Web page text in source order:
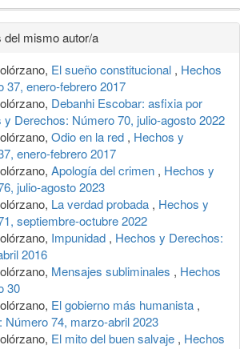
mismo autor/a
El sueño constitucional , Hechos
37, enero-febrero 2017
Debanhi Escobar: asfixia por
y Derechos: Número 70, julio-agosto 2022
Odio en la red , Hechos y
enero-febrero 2017
Apología del crimen , Hechos y
julio-agosto 2023
La verdad probada , Hechos y
septiembre-octubre 2022
Impunidad , Hechos y Derechos:
2016
Mensajes subliminales , Hechos
30
El gobierno más humanista ,
74, marzo-abril 2023
El mito del buen salvaje , Hechos